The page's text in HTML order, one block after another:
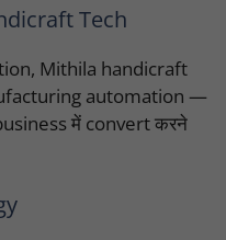
Tech
Mithila handicraft
automation —
में convert करने